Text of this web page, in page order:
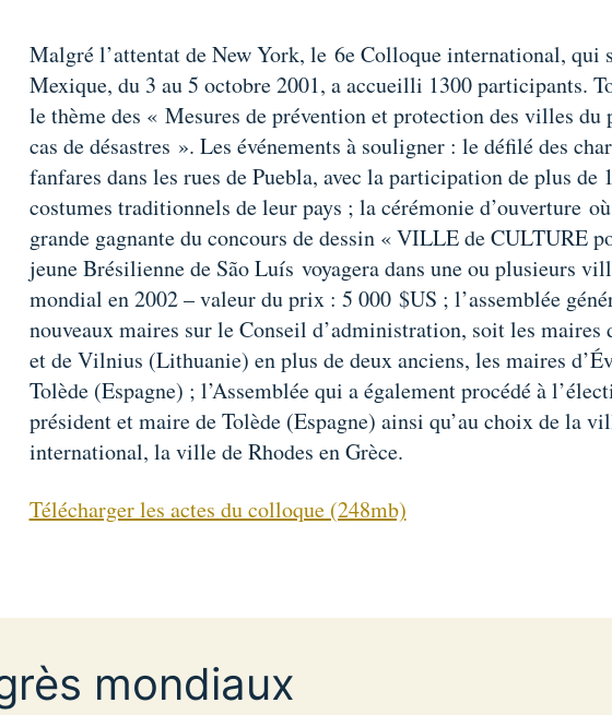
Malgré l’attentat de New York, le 6e Colloque international, qui
Mexique, du 3 au 5 octobre 2001, a accueilli 1300 participants.
le thème des « Mesures de prévention et protection des villes
cas de désastres ». Les événements à souligner : le défilé des
fanfares dans les rues de Puebla, avec la participation de plus de
costumes traditionnels de leur pays ; la cérémonie d’ouverture
grande gagnante du concours de dessin « VILLE de CULTURE
jeune Brésilienne de São Luís voyagera dans une ou plusieurs
mondial en 2002 – valeur du prix : 5 000 $US ; l’assemblée
nouveaux maires sur le Conseil d’administration, soit les maires
et de Vilnius (Lithuanie) en plus de deux anciens, les maires
Tolède (Espagne) ; l’Assemblée qui a également procédé à
président et maire de Tolède (Espagne) ainsi qu’au choix de la
international, la ville de Rhodes en Grèce.
Télécharger les actes du colloque (248mb)
mondiaux